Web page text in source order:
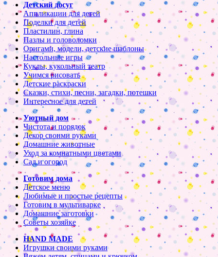
Детский досуг
Аппликации для детей
Поделки для детей
Пластилин, глина
Пазлы и головоломки
Оригами, модели, детские шаблоны
Настольные игры
Куклы, кукольный театр
Учимся рисовать
Детские раскраски
Сказки, стихи, песни, загадки, потешки
Интересное для детей
Уютный дом
Чистота и порядок
Декор своими руками
Домашние животные
Уход за комнатными цветами
Сад и огород
Готовим дома
Детское меню
Любимые и простые рецепты
Готовим в мультиварке
Домашние заготовки
Советы хозяйке
HAND MADE
Игрушки своими руками